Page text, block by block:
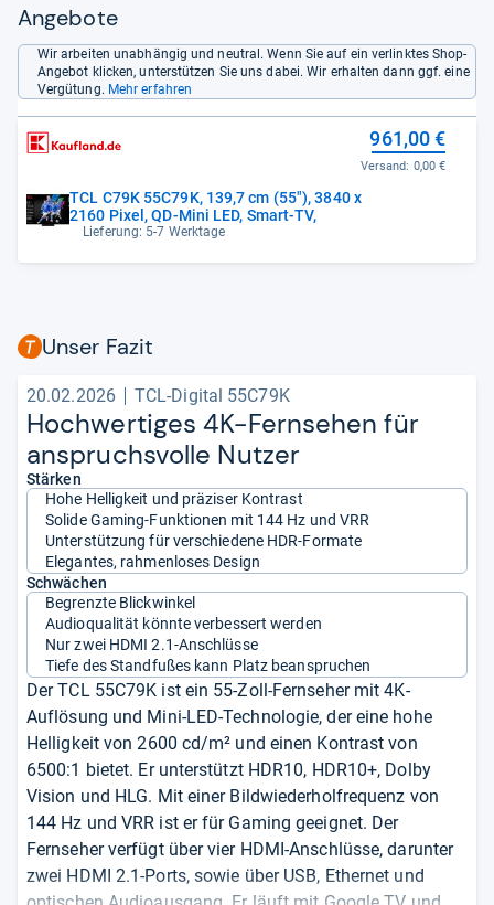
Angebote
Wir arbeiten unabhängig und neutral. Wenn Sie auf ein verlinktes Shop-
Angebot klicken, unterstützen Sie uns dabei. Wir erhalten dann ggf. eine
Vergütung. Mehr erfahren
TCL C79K 55C79K, 139,7 cm (55"), 3840 x
2160 Pixel, QD-Mini LED, Smart-TV,
Lieferung: 5-7 Werktage
961,00 €
Versand: 0,00 €
Unser Fazit
20.02.2026 TCL-Digital 55C79K
Hoch­wer­ti­ges 4K-​Fern­se­hen für
anspruchs­volle Nut­zer
Stärken
Hohe Helligkeit und präziser Kontrast
Solide Gaming-Funktionen mit 144 Hz und VRR
Unterstützung für verschiedene HDR-Formate
Elegantes, rahmenloses Design
Schwächen
Begrenzte Blickwinkel
Audioqualität könnte verbessert werden
Nur zwei HDMI 2.1-Anschlüsse
Tiefe des Standfußes kann Platz beanspruchen
Der TCL 55C79K ist ein 55-Zoll-Fernseher mit 4K-
Auflösung und Mini-LED-Technologie, der eine hohe
Helligkeit von 2600 cd/m² und einen Kontrast von
6500:1 bietet. Er unterstützt HDR10, HDR10+, Dolby
Vision und HLG. Mit einer Bildwiederholfrequenz von
144 Hz und VRR ist er für Gaming geeignet. Der
Fernseher verfügt über vier HDMI-Anschlüsse, darunter
zwei HDMI 2.1-Ports, sowie über USB, Ethernet und